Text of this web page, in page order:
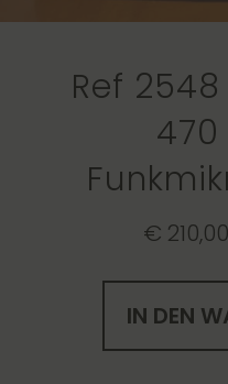
Ref 2548
470
€ 210,00
IN DEN